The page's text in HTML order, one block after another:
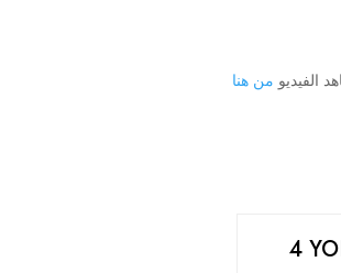
الفيديو من هنا
4